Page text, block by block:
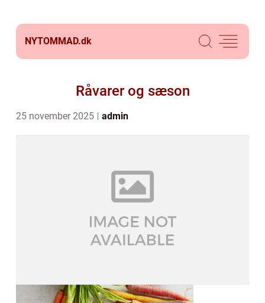
NYTOMMAD.dk
Råvarer og sæson
25 november 2025 admin